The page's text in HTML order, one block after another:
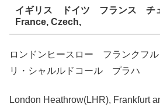
イギリス ドイツ フランス チ
France, Czech,
ロンドンヒースロー フランクフ
リ・シャルルドコール プラハ
London Heathrow(LHR), Frankfurt